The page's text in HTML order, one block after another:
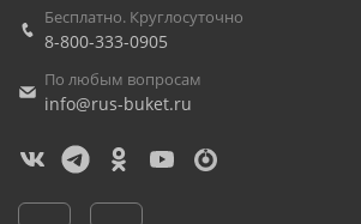
Бесплатно. Круглосуточно
8-800-333-0905
По любым вопросам
info@rus-buket.ru